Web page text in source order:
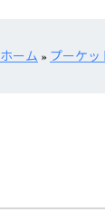
ホーム » プーケッ